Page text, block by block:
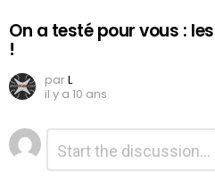
On a testé pour vous :
!
parL
il y a 10 ans
Laisser
un
commentaire
Commentaire